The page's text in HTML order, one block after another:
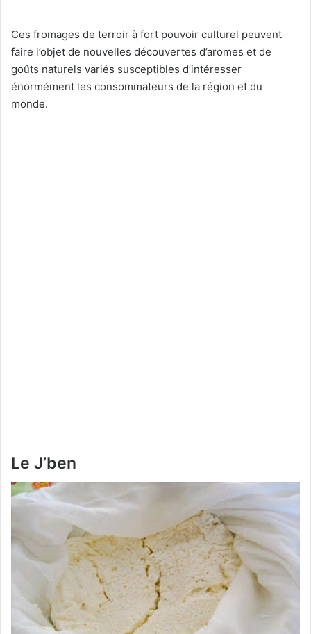
Ces fromages de terroir à fort pouvoir culturel peuvent
faire l’objet de nouvelles découvertes d’aromes et de
goûts naturels variés susceptibles d’intéresser
énormément les consommateurs de la région et du
monde.
Le J’ben